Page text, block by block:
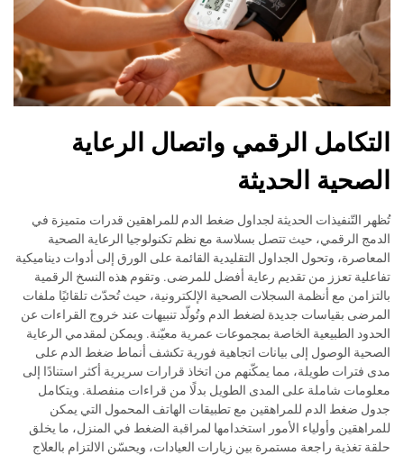
التكامل الرقمي واتصال الرعاية
الصحية الحديثة
تُظهر التّنفيذات الحديثة لجداول ضغط الدم للمراهقين قدرات متميزة في
الدمج الرقمي، حيث تتصل بسلاسة مع نظم تكنولوجيا الرعاية الصحية
المعاصرة، وتحول الجداول التقليدية القائمة على الورق إلى أدوات ديناميكية
تفاعلية تعزز من تقديم رعاية أفضل للمرضى. وتقوم هذه النسخ الرقمية
بالتزامن مع أنظمة السجلات الصحية الإلكترونية، حيث تُحدّث تلقائيًا ملفات
المرضى بقياسات جديدة لضغط الدم وتُولّد تنبيهات عند خروج القراءات عن
الحدود الطبيعية الخاصة بمجموعات عمرية معيّنة. ويمكن لمقدمي الرعاية
الصحية الوصول إلى بيانات اتجاهية فورية تكشف أنماط ضغط الدم على
مدى فترات طويلة، مما يمكّنهم من اتخاذ قرارات سريرية أكثر استنادًا إلى
معلومات شاملة على المدى الطويل بدلًا من قراءات منفصلة. ويتكامل
جدول ضغط الدم للمراهقين مع تطبيقات الهاتف المحمول التي يمكن
للمراهقين وأولياء الأمور استخدامها لمراقبة الضغط في المنزل، ما يخلق
حلقة تغذية راجعة مستمرة بين زيارات العيادات، ويحسّن الالتزام بالعلاج